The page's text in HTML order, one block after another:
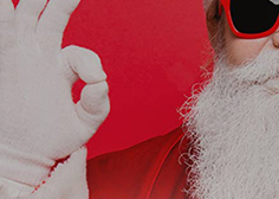
PRANZO DI CARNEVALE
PRANZO DI FERRAGOSTO
PRANZO DI OGNISSANTI
PRANZO DI PASQUA
PRANZO DI PASQUETTA